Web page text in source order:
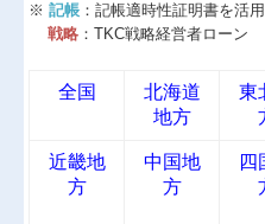
※記帳 ：記帳適時性証明書を活
戦略 ：TKC戦略経営者ローン
全国
北海道
地方
東
近畿地
方
中国地
方
四